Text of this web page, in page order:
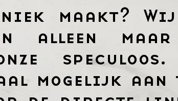
maakt?
alleen
speculoos.
mogelijk aan